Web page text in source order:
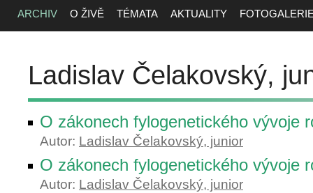
ARCHIV O ŽIVĚ TÉMATA AKTUALITY
Ladislav Čelakovský,
O zákonech fylogenetického vývoje
Autor: Ladislav Čelakovský, junior
O zákonech fylogenetického vývoje
Autor: Ladislav Čelakovský, junior